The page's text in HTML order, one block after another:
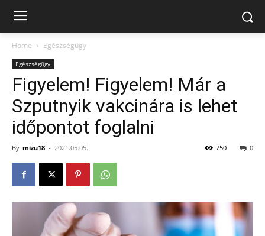
Home Egészségügy
Egészségügy
Figyelem! Figyelem! Már a
Szputnyik vakcinára is lehet
időpontot foglalni
By mizu18 - 2021.05.05. 0
750